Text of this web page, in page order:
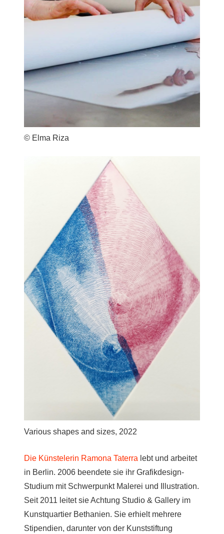
© Elma Riza
Various shapes and sizes, 2022
Die Künstelerin Ramona Taterra lebt und arbeitet
in Berlin. 2006 beendete sie ihr Grafikdesign-
Studium mit Schwerpunkt Malerei und Illustration.
Seit 2011 leitet sie Achtung Studio & Gallery im
Kunstquartier Bethanien. Sie erhielt mehrere
Stipendien, darunter von der Kunststiftung